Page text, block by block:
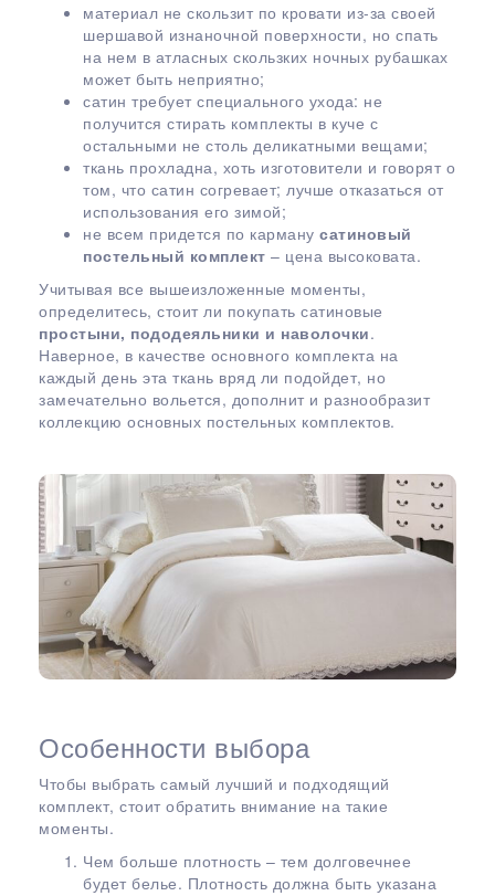
материал не скользит по кровати из-за своей
шершавой изнаночной поверхности, но спать
на нем в атласных скользких ночных рубашках
может быть неприятно;
сатин требует специального ухода: не
получится стирать комплекты в куче с
остальными не столь деликатными вещами;
ткань прохладна, хоть изготовители и говорят о
том, что сатин согревает; лучше отказаться от
использования его зимой;
не всем придется по карману сатиновый
постельный комплект – цена высоковата.
Учитывая все вышеизложенные моменты,
определитесь, стоит ли покупать сатиновые
простыни, пододеяльники и наволочки.
Наверное, в качестве основного комплекта на
каждый день эта ткань вряд ли подойдет, но
замечательно вольется, дополнит и разнообразит
коллекцию основных постельных комплектов.
Особенности выбора
Чтобы выбрать самый лучший и подходящий
комплект, стоит обратить внимание на такие
моменты.
Чем больше плотность – тем долговечнее
будет белье. Плотность должна быть указана